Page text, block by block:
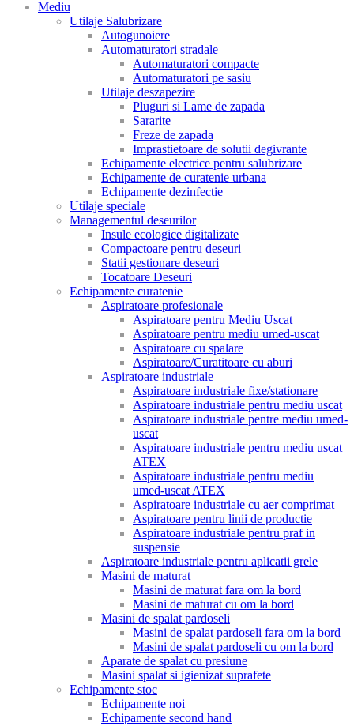
Mediu
Utilaje Salubrizare
Autogunoiere
Automaturatori stradale
Automaturatori compacte
Automaturatori pe sasiu
Utilaje deszapezire
Pluguri si Lame de zapada
Sararite
Freze de zapada
Imprastietoare de solutii degivrante
Echipamente electrice pentru salubrizare
Echipamente de curatenie urbana
Echipamente dezinfectie
Utilaje speciale
Managementul deseurilor
Insule ecologice digitalizate
Compactoare pentru deseuri
Statii gestionare deseuri
Tocatoare Deseuri
Echipamente curatenie
Aspiratoare profesionale
Aspiratoare pentru Mediu Uscat
Aspiratoare pentru mediu umed-uscat
Aspiratoare cu spalare
Aspiratoare/Curatitoare cu aburi
Aspiratoare industriale
Aspiratoare industriale fixe/stationare
Aspiratoare industriale pentru mediu uscat
Aspiratoare industriale pentre mediu umed-
uscat
Aspiratoare industriale pentru mediu uscat
ATEX
Aspiratoare industriale pentru mediu
umed-uscat ATEX
Aspiratoare industriale cu aer comprimat
Aspiratoare pentru linii de productie
Aspiratoare industriale pentru praf in
suspensie
Aspiratoare industriale pentru aplicatii grele
Masini de maturat
Masini de maturat fara om la bord
Masini de maturat cu om la bord
Masini de spalat pardoseli
Masini de spalat pardoseli fara om la bord
Masini de spalat pardoseli cu om la bord
Aparate de spalat cu presiune
Masini spalat si igienizat suprafete
Echipamente stoc
Echipamente noi
Echipamente second hand